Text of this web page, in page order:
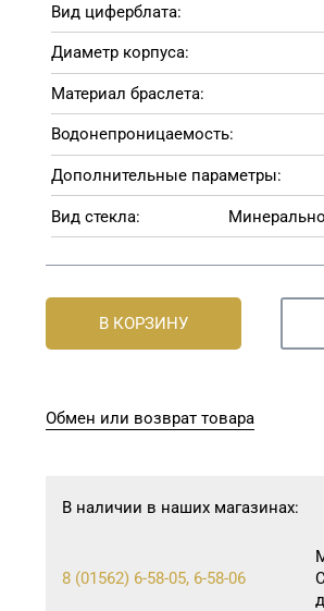
Вид циферблата:
Диаметр корпуса:
Материал браслета:
Водонепроницаемость:
Дополнительные параметры:
Вид стекла:
В КОРЗИНУ
Обмен или возврат товара
В наличии в наших магазинах:
8 (01562) 6-58-05, 6-58-06